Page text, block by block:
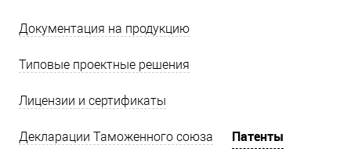
Документация на продукцию
Типовые проектные решения
Лицензии и сертификаты
Декларации Таможенного союза Патенты